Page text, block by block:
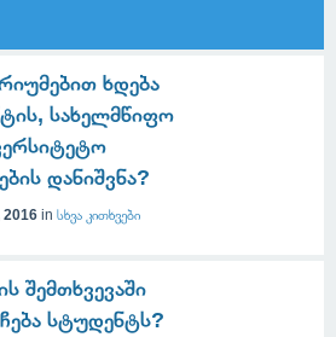
ხდება
სახელმწიფო
დანიშვნა?
2016 in სხვა კითხვები
შემთხვევაში
სტუდენტს?